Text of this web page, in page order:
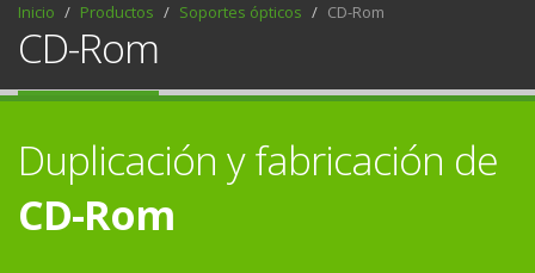
Inicio Productos Soportes ópticos CD-Rom
CD-Rom
Duplicación y fabricación de
CD-Rom